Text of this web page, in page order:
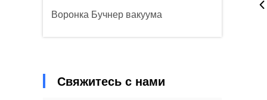
Воронка Бучнер вакуума
Свяжитесь с нами